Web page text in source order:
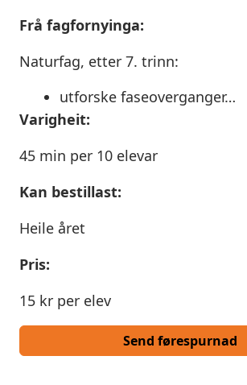
Frå fagfornyinga:
Naturfag, etter 7. trinn:
utforske faseoverganger…
Varigheit:
45 min per 10 elevar
Kan bestillast:
Heile året
Pris:
15 kr per elev
Send førespurnad